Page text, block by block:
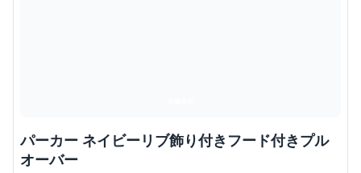
パーカー ネイビーリブ飾り付きフード付きプル
オーバー